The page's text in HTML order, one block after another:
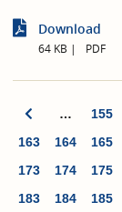
Download
64 KB PDF
… 155
163
164 165
173
174 175
183
184 185